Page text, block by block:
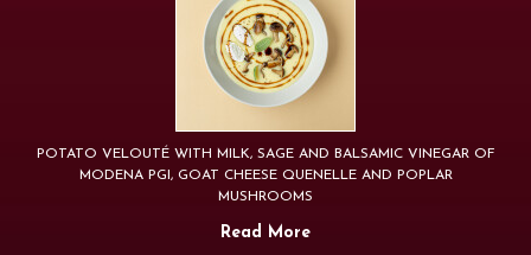
POTATO VELOUTÉ WITH MILK, SAGE AND BALSAMIC VINEGAR OF
MODENA PGI, GOAT CHEESE QUENELLE AND POPLAR
MUSHROOMS
Read More